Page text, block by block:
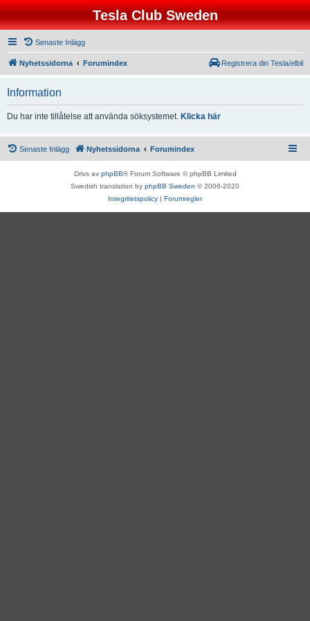
Tesla Club Sweden
Senaste Inlägg
Nyhetssidorna Forumindex Registrera din Tesla/elbil
Information
Du har inte tillåtelse att använda söksystemet. Klicka här
Senaste Inlägg Nyhetssidorna Forumindex
Drivs av phpBB® Forum Software © phpBB Limited
Swedish translation by phpBB Sweden © 2006-2020
Integritetspolicy | Forumregler